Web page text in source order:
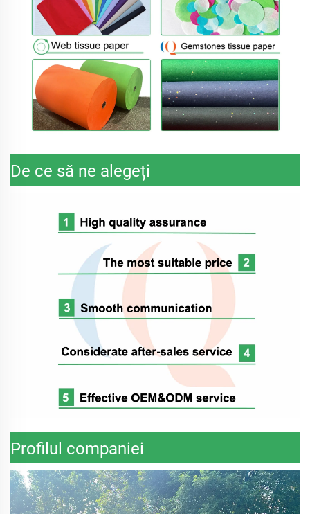
De ce să ne alegeți
Profilul companiei